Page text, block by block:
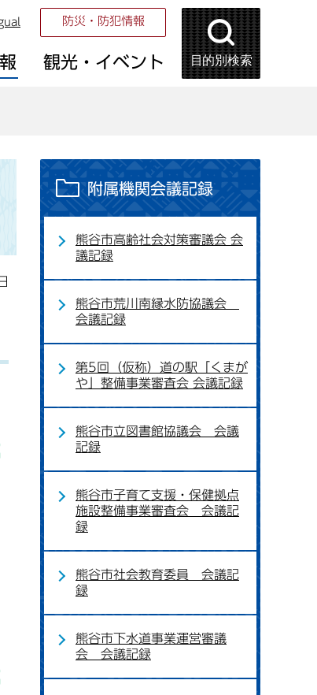
防災・防犯情報
観光・イベント 目的別検索
附属機関会議記録
熊谷市高齢社会対策審議会 会
議記録
熊谷市荒川南縁水防協議会
会議記録
第5回（仮称）道の駅「くまが
や」整備事業審査会 会議記録
熊谷市立図書館協議会 会議
記録
熊谷市子育て支援・保健拠点
施設整備事業審査会 会議記
録
熊谷市社会教育委員 会議記
録
熊谷市下水道事業運営審議
会 会議記録